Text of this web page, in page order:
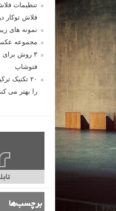
تنظیمات
فلاش توکار
نمونه های
مجموعه
۳ روش برای
فتوشاپ
۲۰ تکنیک
را بهتر می
برچسب‌ها